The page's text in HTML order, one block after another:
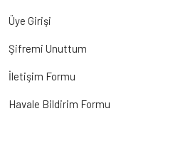
Üye Girişi
Şifremi Unuttum
İletişim Formu
Havale Bildirim Formu